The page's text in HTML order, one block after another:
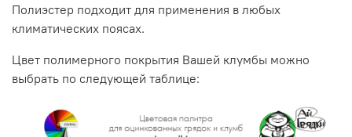
Полиэстер подходит для применения в любых
климатических поясах.
Цвет полимерного покрытия Вашей клумбы можно
выбрать по следующей таблице: